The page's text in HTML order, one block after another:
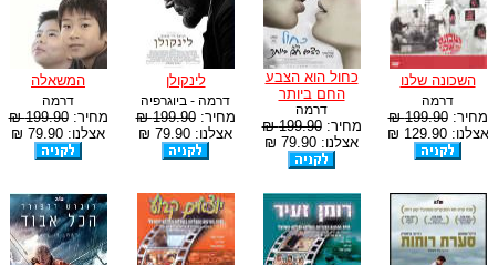
השכונה שלנו
דרמה
מחיר:199.90 ₪
אצלנו: 129.90 ₪
כחול הוא הצבע
החם ביותר
דרמה
מחיר:199.90 ₪
אצלנו: 79.90 ₪
לינקולן
דרמה - ביוגרפיה
מחיר:199.90 ₪
אצלנו: 79.90 ₪
המשאלה
דרמה
מחיר:199.90 ₪
אצלנו: 79.90 ₪